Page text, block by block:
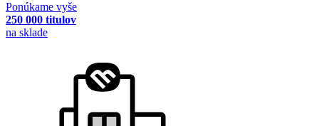
Ponúkame vyše
250 000 titulov
na sklade